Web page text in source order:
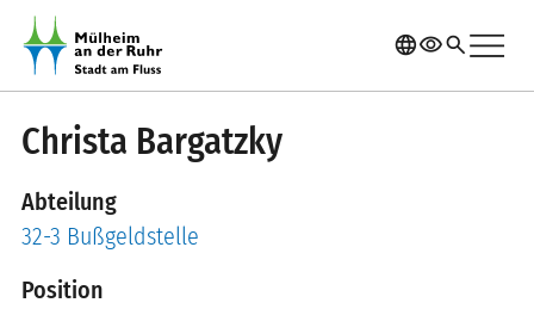
Direkt zum Inhalt
languagevisibilitysearchmenu
Christa Bargatzky
Abteilung
32-3 Bußgeldstelle
Position